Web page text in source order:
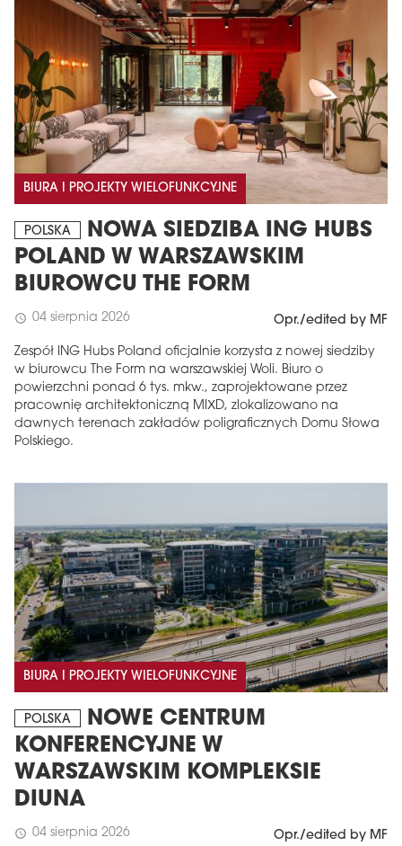
BIURA I PROJEKTY WIELOFUNKCYJNE
POLSKA
NOWA SIEDZIBA ING HUBS
POLAND W WARSZAWSKIM
BIUROWCU THE FORM
schedule 04 sierpnia 2026 Opr./edited by MF
Zespół ING Hubs Poland oficjalnie korzysta z nowej siedziby
w biurowcu The Form na warszawskiej Woli. Biuro o
powierzchni ponad 6 tys. mkw., zaprojektowane przez
pracownię architektoniczną MIXD, zlokalizowano na
dawnych terenach zakładów poligraficznych Domu Słowa
Polskiego.
BIURA I PROJEKTY WIELOFUNKCYJNE
POLSKA
NOWE CENTRUM
KONFERENCYJNE W
WARSZAWSKIM KOMPLEKSIE
DIUNA
schedule 04 sierpnia 2026 Opr./edited by MF